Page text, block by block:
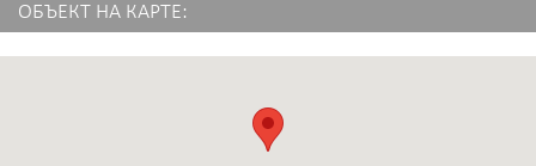
ОБЪЕКТ НА КАРТЕ: